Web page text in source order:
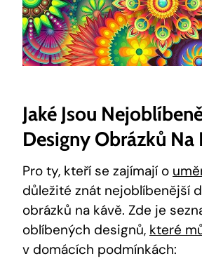
Jaké Jsou
Designy Obrázků Na
Pro ty, kteří se zajímají o
důležité znát nejoblíbenější
obrázků na kávě. Zde je
oblíbených designů, které
v domácích podmínkách: